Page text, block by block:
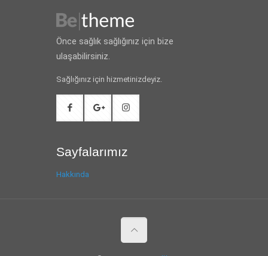
Önce sağlık sağlığınız için bize
ulaşabilirsiniz.
Sağlığınız için hizmetinizdeyiz.
Sayfalarımız
Hakkında